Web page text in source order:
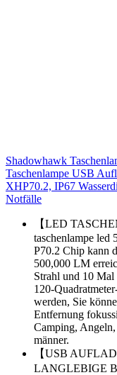
Shadowhawk
Taschenlampe USB
XHP70.2, IP67
Notfälle
【LED
taschenlampe led
P70.2 Chip kann
500,000 LM
Strahl und 10 Mal
120-
werden, Sie
Entfernung
Camping,
männer.
【USB
LANGLEBIGE